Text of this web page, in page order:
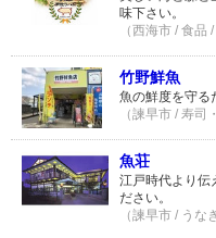
味下さい。
（西海市 / 食品
竹野鮮魚
魚の鮮度を守る
（諫早市 / 寿司
魚荘
江戸時代より伝
ださい。
（諫早市 / うな